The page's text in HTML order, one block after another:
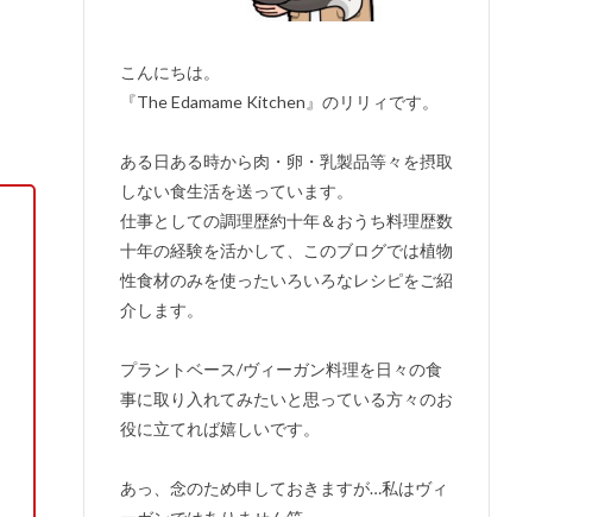
こんにちは。
『The Edamame Kitchen』のリリィです。
ある日ある時から肉・卵・乳製品等々を摂取
しない食生活を送っています。
仕事としての調理歴約十年＆おうち料理歴数
十年の経験を活かして、このブログでは植物
性食材のみを使ったいろいろなレシピをご紹
介します。
プラントベース/ヴィーガン料理を日々の食
事に取り入れてみたいと思っている方々のお
役に立てれば嬉しいです。
あっ、念のため申しておきますが…私はヴィ